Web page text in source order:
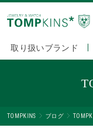
取り扱いブランド
TOMPKINS ブログ